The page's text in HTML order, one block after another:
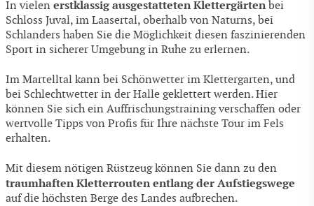
In vielen erstklassig ausgestatteten Klettergärten bei
Schloss Juval, im Laasertal, oberhalb von Naturns, bei
Schlanders haben Sie die Möglichkeit diesen faszinierenden
Sport in sicherer Umgebung in Ruhe zu erlernen.
Im Martelltal kann bei Schönwetter im Klettergarten, und
bei Schlechtwetter in der Halle geklettert werden. Hier
können Sie sich ein Auffrischungstraining verschaffen oder
wertvolle Tipps von Profis für Ihre nächste Tour im Fels
erhalten.
Mit diesem nötigen Rüstzeug können Sie dann zu den
traumhaften Kletterrouten entlang der Aufstiegswege
auf die höchsten Berge des Landes aufbrechen.